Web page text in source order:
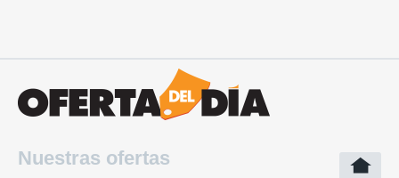
Nuestras ofertas